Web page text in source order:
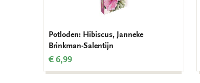
Potloden: Hibiscus, Janneke
Brinkman-Salentijn
€ 6,99